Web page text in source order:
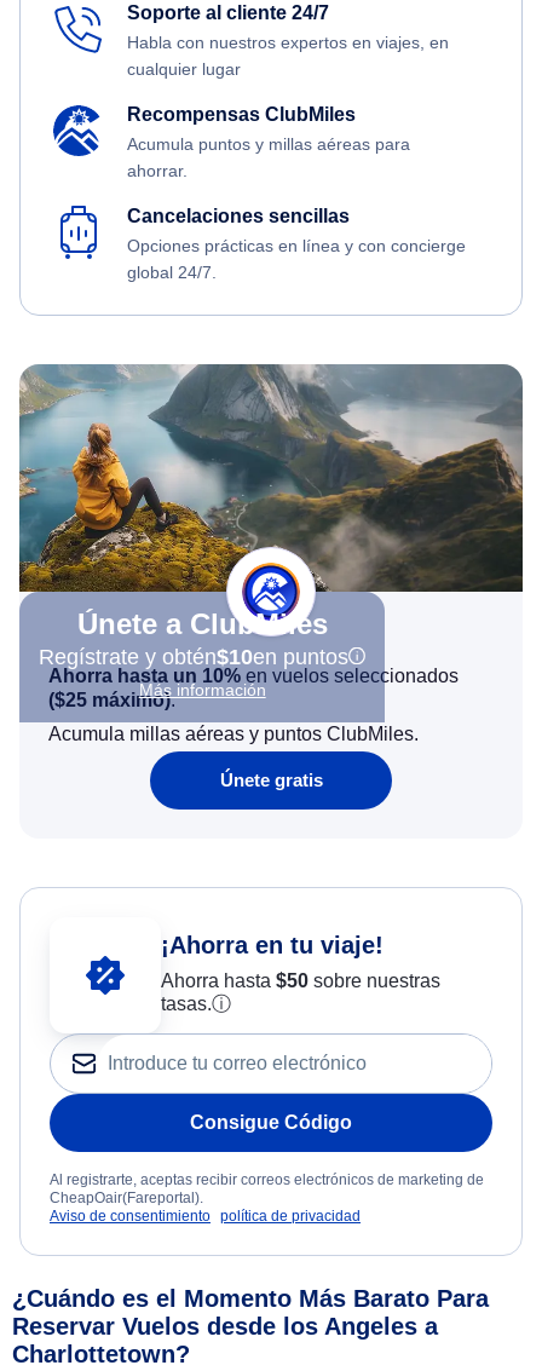
Soporte al cliente 24/7
Habla con nuestros expertos en viajes, en
cualquier lugar
Recompensas ClubMiles
Acumula puntos y millas aéreas para
ahorrar.
Cancelaciones sencillas
Opciones prácticas en línea y con concierge
global 24/7.
Únete a ClubMiles
Regístrate y obtén$10en puntos
Más información
Ahorra hasta un 10% en vuelos seleccionados
($25 máximo).
Acumula millas aéreas y puntos ClubMiles.
Únete gratis
¡Ahorra en tu viaje!
Ahorra hasta $50sobre nuestras
tasas.ⓘ
Consigue Código
Al registrarte, aceptas recibir correos electrónicos de marketing de
CheapOair(Fareportal).
Aviso de consentimiento política de privacidad
¿Cuándo es el Momento Más Barato Para
Reservar Vuelos desde los Angeles a
Charlottetown?